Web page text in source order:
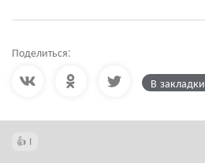
Поделиться:
В закладки
1